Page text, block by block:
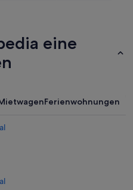
eine
Ferienwohnungen